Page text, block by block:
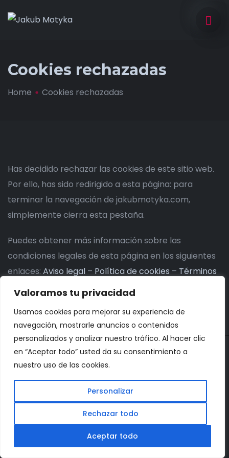
Valoramos tu privacidad
Usamos cookies para mejorar su experiencia de
navegación, mostrarle anuncios o contenidos
personalizados y analizar nuestro tráfico. Al hacer clic
en “Aceptar todo” usted da su consentimiento a
nuestro uso de las cookies.
Personalizar
Rechazar todo
Aceptar todo
Cookies rechazadas
Home Cookies rechazadas
Has decidido rechazar las cookies de este sitio web.
Por ello, has sido redirigido a esta página: para
terminar la navegación de jakubmotyka.com,
simplemente cierra esta pestaña.
Puedes obtener más información sobre las
condiciones legales de esta página en los siguientes
enlaces: Aviso legal – Política de cookies – Términos
legales de la newsletter
© 2026. Todos los derechos reservados.